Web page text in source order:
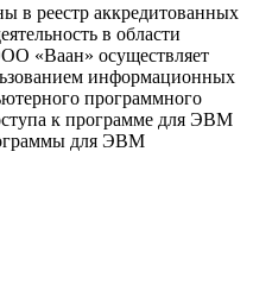
в реестр аккредитованных
в области
«Ваан» осуществляет
информационных
программного
к программе для ЭВМ
для ЭВМ